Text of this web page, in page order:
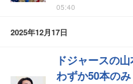
05:40
2025年12月17日
ドジャースの
わずか50本のみ